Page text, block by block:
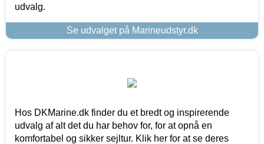
udvalg.
Se udvalget på Marineudstyr.dk
Hos DKMarine.dk finder du et bredt og inspirerende
udvalg af alt det du har behov for, for at opnå en
komfortabel og sikker sejltur. Klik her for at se deres